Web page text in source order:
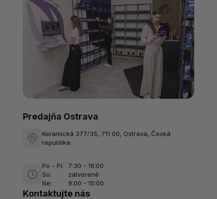
Kontaktujte nás
Predajňa Ostrava
Keramická 377/35, 711 00, Ostrava, Česká
republika
Po - Pi:
7:30 - 16:00
So:
zatvorené
Ne:
9:00 - 15:00